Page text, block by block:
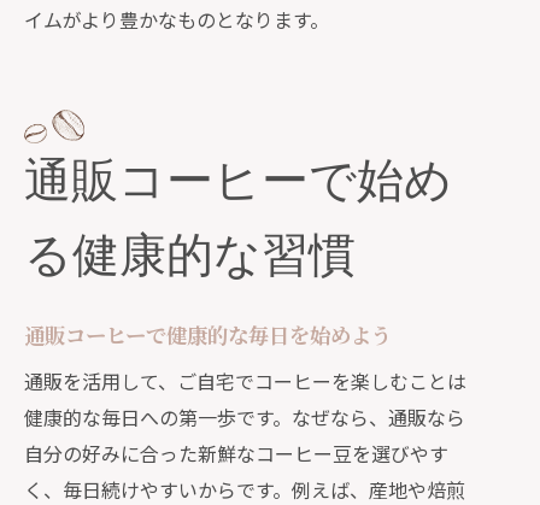
イムがより豊かなものとなります。
通販コーヒーで始め
る健康的な習慣
通販コーヒーで健康的な毎日を始めよう
通販を活用して、ご自宅でコーヒーを楽しむことは
健康的な毎日への第一歩です。なぜなら、通販なら
自分の好みに合った新鮮なコーヒー豆を選びやす
く、毎日続けやすいからです。例えば、産地や焙煎